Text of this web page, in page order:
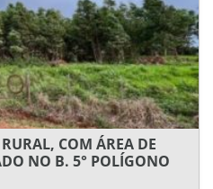
COM ÁREA DE
NO B. 5° POLÍGONO